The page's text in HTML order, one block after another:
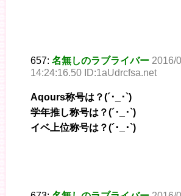
657: 名無しのラブライバー 2016/
14:24:16.50 ID:1aUdrcfsa.net
Aqours称号は？(´･_･`)
学年推し称号は？(´･_･`)
イベ上位称号は？(´･_･`)